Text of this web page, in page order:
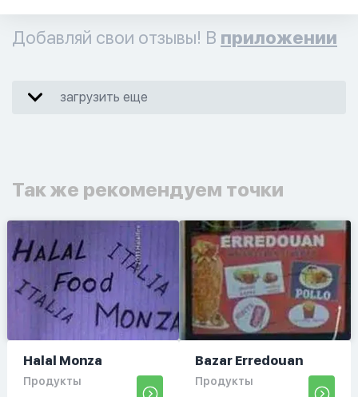
Добавляй свои отзывы! В приложении
загрузить еще
Так же рекомендуем точки
Halal Monza
Продукты
Bazar Erredouan
Продукты